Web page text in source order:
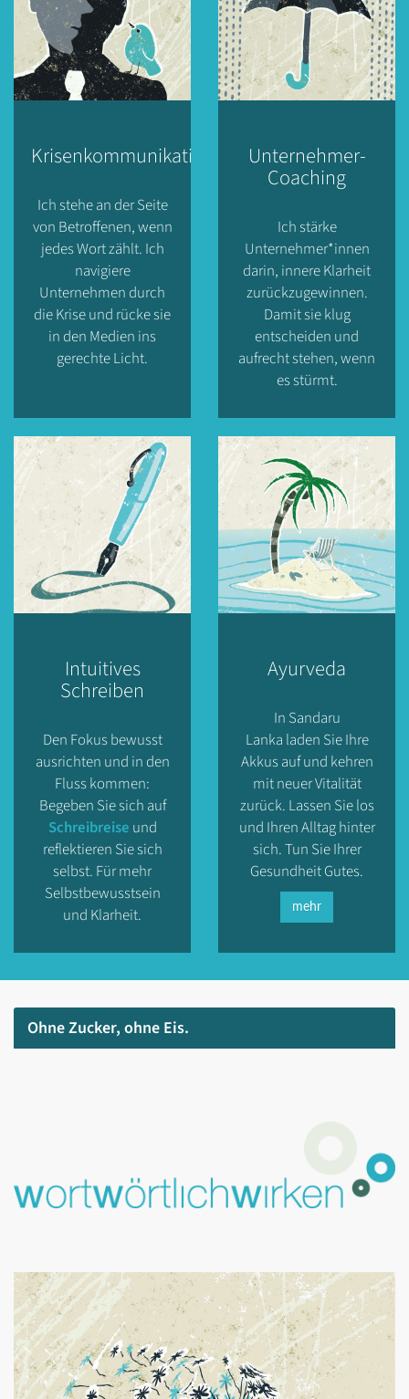
Krisenkommunikation
Ich stehe an der Seite
von Betroffenen, wenn
jedes Wort zählt. Ich
navigiere
Unternehmen durch
die Krise und rücke sie
in den Medien ins
gerechte Licht.
Unternehmer-
Coaching
Ich stärke
Unternehmer*innen
darin, innere Klarheit
zurückzugewinnen.
Damit sie klug
entscheiden und
aufrecht stehen, wenn
es stürmt.
Intuitives
Schreiben
Den Fokus bewusst
ausrichten und in den
Fluss kommen:
Begeben Sie sich auf
Schreibreise und
reflektieren Sie sich
selbst. Für mehr
Selbstbewusstsein
und Klarheit.
Ayurveda
In Sandaru
Lanka laden Sie Ihre
Akkus auf und kehren
mit neuer Vitalität
zurück. Lassen Sie los
und Ihren Alltag hinter
sich. Tun Sie Ihrer
Gesundheit Gutes.
mehr
Ohne Zucker, ohne Eis.